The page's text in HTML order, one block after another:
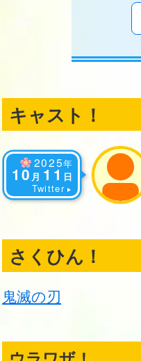
キャスト！
2025年
10 月 11 日
Twitter
さくひん！
鬼滅の刃